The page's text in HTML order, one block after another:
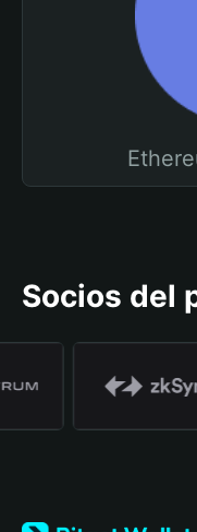
Socios del